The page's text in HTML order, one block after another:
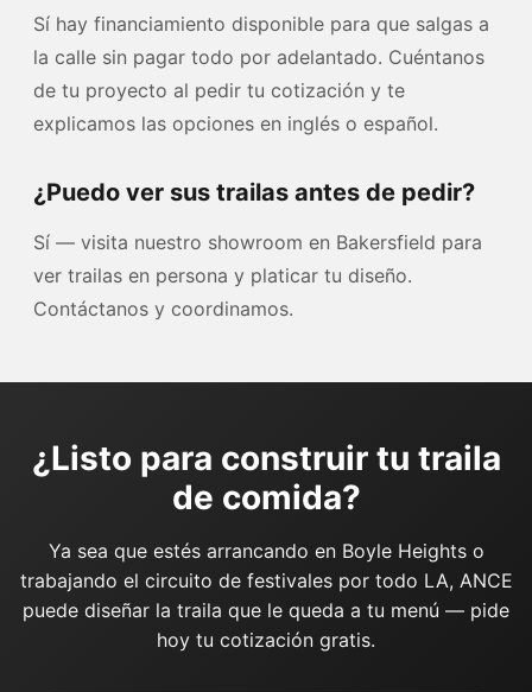
Sí hay financiamiento disponible para que salgas a
la calle sin pagar todo por adelantado. Cuéntanos
de tu proyecto al pedir tu cotización y te
explicamos las opciones en inglés o español.
¿Puedo ver sus trailas antes de pedir?
Sí — visita nuestro showroom en Bakersfield para
ver trailas en persona y platicar tu diseño.
Contáctanos y coordinamos.
¿Listo para construir tu traila
de comida?
Ya sea que estés arrancando en Boyle Heights o
trabajando el circuito de festivales por todo LA, ANCE
puede diseñar la traila que le queda a tu menú — pide
hoy tu cotización gratis.